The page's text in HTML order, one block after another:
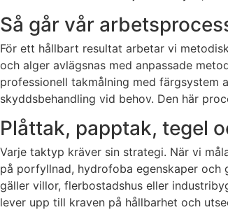
Så går vår
För ett hållbart resultat arbetar vi
och alger avlägsnas med anpassade
professionell takmålning med färgsystem
skyddsbehandling vid behov. Den här
Plåttak, papptak, tegel
Varje taktyp kräver sin strategi. När vi
på porfyllnad, hydrofoba egenskaper och
gäller villor, flerbostadshus eller
lever upp till kraven på hållbarhet och